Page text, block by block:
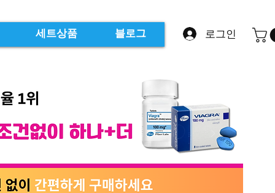
세트상품 블로그 로그인